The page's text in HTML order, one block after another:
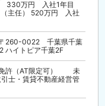
330万円 入社1年目
主任） 520万円 入社
〒260-0022 千葉県千葉
ハイトピア千葉2F
免許（AT限定可） 未
士・賃貸不動産経営管